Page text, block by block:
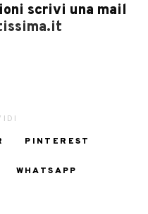
scrivi una mail
PINTEREST
WHATSAPP